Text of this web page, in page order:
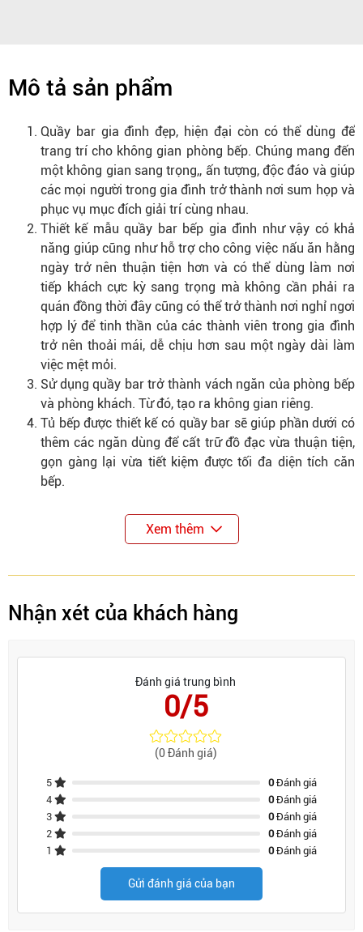
Mô tả sản phẩm
Quầy bar gia đình đẹp, hiện đại còn có thể dùng để
trang trí cho không gian phòng bếp. Chúng mang đến
một không gian sang trọng,, ấn tượng, độc đáo và giúp
các mọi người trong gia đình trở thành nơi sum họp và
phục vụ mục đích giải trí cùng nhau.
Thiết kế mẫu quầy bar bếp gia đình như vậy có khả
năng giúp cũng như hỗ trợ cho công việc nấu ăn hằng
ngày trở nên thuận tiện hơn và có thể dùng làm nơi
tiếp khách cực kỳ sang trọng mà không cần phải ra
quán đồng thời đây cũng có thể trở thành nơi nghỉ ngơi
hợp lý để tinh thần của các thành viên trong gia đình
trở nên thoải mái, dễ chịu hơn sau một ngày dài làm
việc mệt mỏi.
Sử dụng quầy bar trở thành vách ngăn của phòng bếp
và phòng khách. Từ đó, tạo ra không gian riêng.
Tủ bếp được thiết kế có quầy bar sẽ giúp phần dưới có
thêm các ngăn dùng để cất trữ đồ đạc vừa thuận tiện,
gọn gàng lại vừa tiết kiệm được tối đa diện tích căn
bếp.
Xem thêm
Nhận xét của khách hàng
Đánh giá trung bình
0/5
(0 Đánh giá)
5 0Đánh giá
4
0Đánh giá
3
0Đánh giá
2
0Đánh giá
1
0Đánh giá
Gửi đánh giá của bạn